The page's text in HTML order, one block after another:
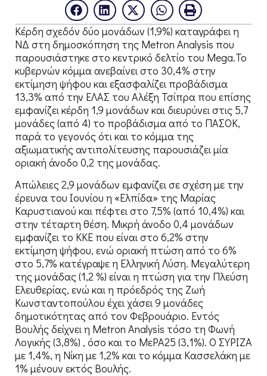
Κέρδη σχεδόν δύο μονάδων (1,9%) καταγράφει η
ΝΔ στη δημοσκόπηση της Metron Analysis που
παρουσιάστηκε στο κεντρικό δελτίο του Mega.Το
κυβερνών κόμμα ανεβαίνει στο 30,4% στην
εκτίμηση ψήφου και εξασφαλίζει προβάδισμα
13,3% από την ΕΛΑΣ του Αλέξη Τσίπρα που επίσης
εμφανίζει κέρδη 1,9 μονάδων και διευρύνει στις 5,7
μονάδες (από 4) το προβάδισμα από το ΠΑΣΟΚ,
παρά το γεγονός ότι και το κόμμα της
αξιωματικής αντιπολίτευσης παρουσιάζει μία
οριακή άνοδο 0,2 της μονάδας.
Απώλειες 2,9 μονάδων εμφανίζει σε σχέση με την
έρευνα του Ιουνίου η «Ελπίδα» της Μαρίας
Καρυστιανού και πέφτει στο 7,5% (από 10,4%) και
στην τέταρτη θέση. Μικρή άνοδο 0,4 μονάδων
εμφανίζει το ΚΚΕ που είναι στο 6,2% στην
εκτίμηση ψήφου, ενώ οριακή πτώση από το 6%
στο 5,7% κατέγραψε η Ελληνική Λύση. Μεγαλύτερη
της μονάδας (1,2 %) είναι η πτώση για την Πλεύση
Ελευθερίας, ενώ και η πρόεδρός της Ζωή
Κωνσταντοπούλου έχει χάσει 9 μονάδες
δημοτικότητας από τον Φεβρουάριο. Εντός
Βουλής δείχνει η Metron Analysis τόσο τη Φωνή
Λογικής (3,8%) , όσο και το ΜεΡΑ25 (3,1%). Ο ΣΥΡΙΖΑ
με 1,4%, η Νίκη με 1,2% και το κόμμα Κασσελάκη με
1% μένουν εκτός Βουλής.